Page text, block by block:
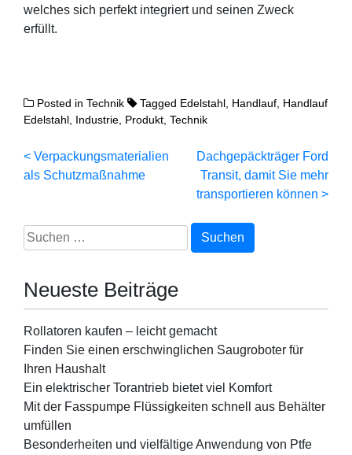
welches sich perfekt integriert und seinen Zweck
erfüllt.
Posted in Technik Tagged Edelstahl, Handlauf, Handlauf
Edelstahl, Industrie, Produkt, Technik
Beitragsnavigation
Verpackungsmaterialien
als Schutzmaßnahme
Dachgepäckträger Ford
Transit, damit Sie mehr
transportieren können
Suchen
nach:
Neueste Beiträge
Rollatoren kaufen – leicht gemacht
Finden Sie einen erschwinglichen Saugroboter für
Ihren Haushalt
Ein elektrischer Torantrieb bietet viel Komfort
Mit der Fasspumpe Flüssigkeiten schnell aus Behälter
umfüllen
Besonderheiten und vielfältige Anwendung von Ptfe